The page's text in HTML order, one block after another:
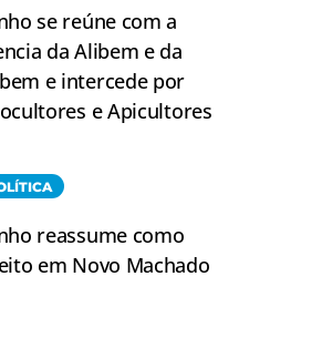
se reúne com a
da Alibem e da
e intercede por
e Apicultores
reassume como
em Novo Machado